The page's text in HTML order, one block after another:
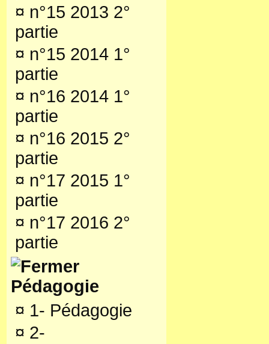
¤ n°15 2013 2°
partie
¤ n°15 2014 1°
partie
¤ n°16 2014 1°
partie
¤ n°16 2015 2°
partie
¤ n°17 2015 1°
partie
¤ n°17 2016 2°
partie
Pédagogie
¤ 1- Pédagogie
¤ 2-